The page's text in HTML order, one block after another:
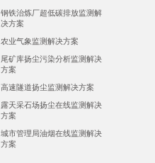
钢铁治炼厂超低碳排放监测解
决方案
农业气象监测解决方案
尾矿库扬尘污染分析监测解决
方案
高速隧道扬尘监测解决方案
露天采石场扬尘在线监测解决
方案
城市管理局油烟在线监测解决
方案